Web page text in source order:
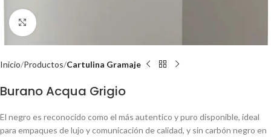
Click to enlarge
Inicio Productos Cartulina Gramaje
Burano Acqua Grigio
El negro es reconocido como el más autentico y puro disponible, ideal
para empaques de lujo y comunicación de calidad, y sin carbón negro en